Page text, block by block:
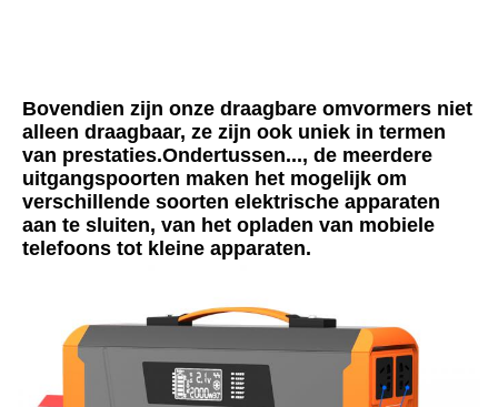
Bovendien zijn onze draagbare omvormers niet
alleen draagbaar, ze zijn ook uniek in termen
van prestaties.Ondertussen..., de meerdere
uitgangspoorten maken het mogelijk om
verschillende soorten elektrische apparaten
aan te sluiten, van het opladen van mobiele
telefoons tot kleine apparaten.